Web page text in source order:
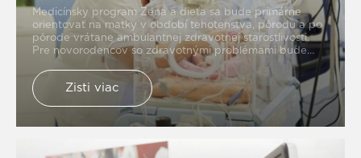
Medicínsky program Žena a dieťa sa bude primárne
orientovať na matky v období tehotenstva, pôrodu a po
pôrode vrátane ambulantnej zdravotnej starostlivosti.
Pre novorodencov so zdravotnými problémami bude
zriadené pracovisko neonatologickej intenzívnej
starostlivosti. Program zahŕňa aj komplexné spektrum
vyšetrení a zákrokov v oblasti gynekológie, pediatrické
ambulancie a detskú pohotovostnú službu.
Zisti viac